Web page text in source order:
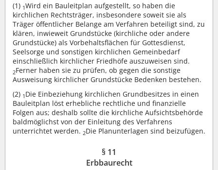
(1) 1Wird ein Bauleitplan aufgestellt, so haben die
kirchlichen Rechtsträger, insbesondere soweit sie als
Träger öffentlicher Belange am Verfahren beteiligt sind, zu
klären, inwieweit Grundstücke (kirchliche oder andere
Grundstücke) als Vorbehaltsflächen für Gottesdienst,
Seelsorge und sonstigen kirchlichen Gemeinbedarf
einschließlich kirchlicher Friedhöfe auszuweisen sind.
2Ferner haben sie zu prüfen, ob gegen die sonstige
Ausweisung kirchlicher Grundstücke Bedenken bestehen.
(2) 1 Die Einbeziehung kirchlichen Grundbesitzes in einen
Bauleitplan löst erhebliche rechtliche und finanzielle
Folgen aus; deshalb sollte die kirchliche Aufsichtsbehörde
baldmöglichst von der Einleitung des Verfahrens
unterrichtet werden. 2Die Planunterlagen sind beizufügen.
§ 11
Erbbaurecht